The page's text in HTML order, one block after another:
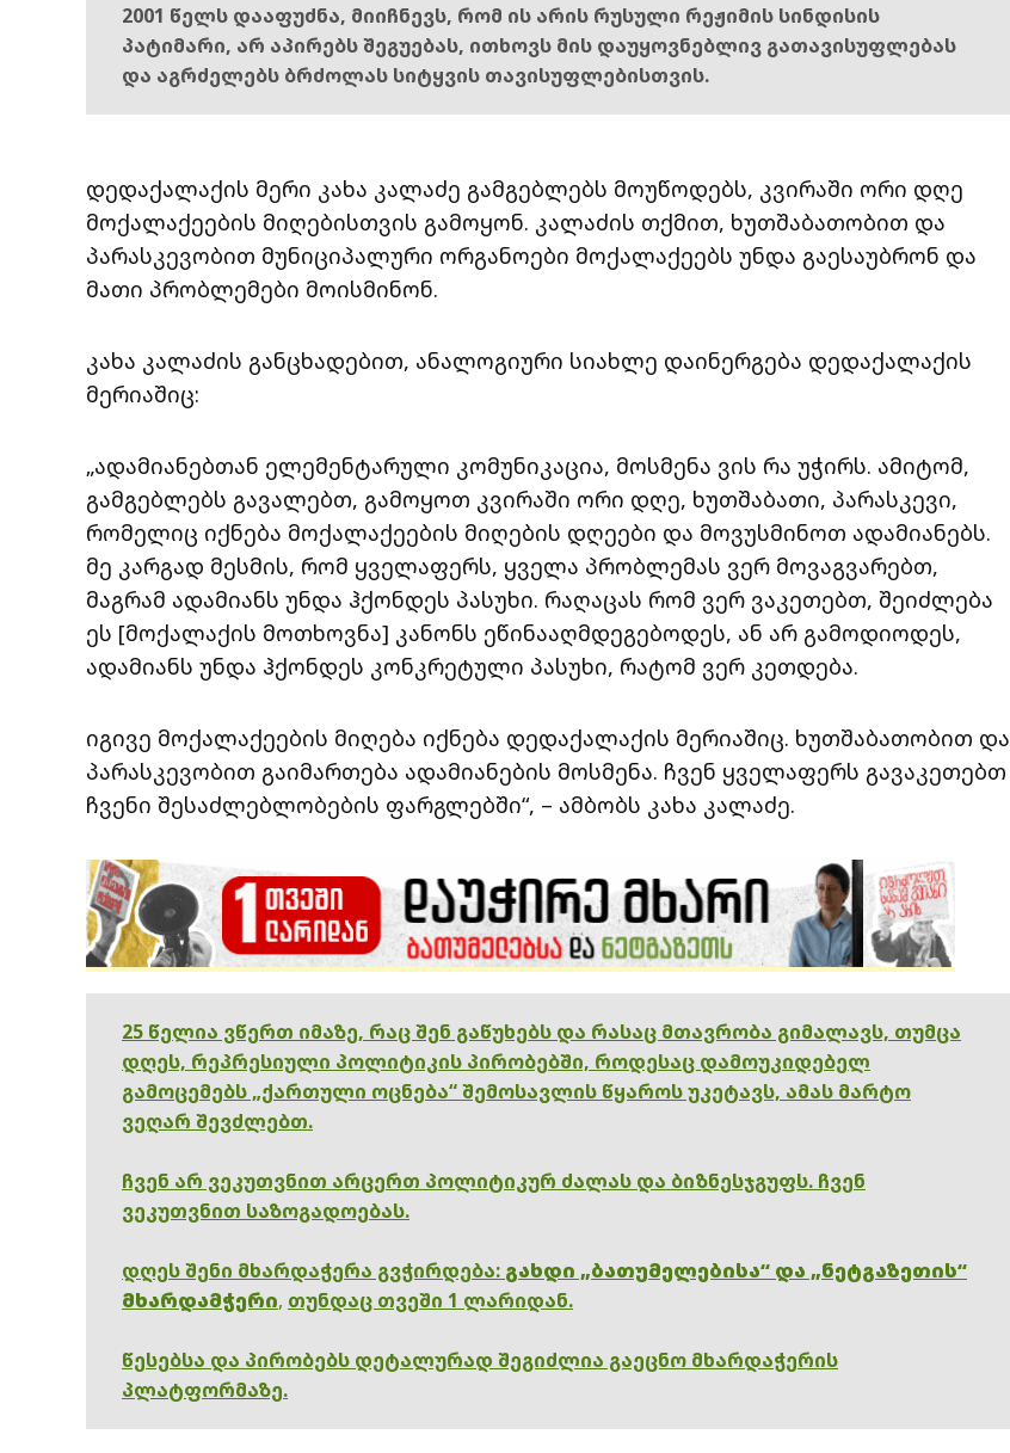
2001 წელს დააფუძნა, მიიჩნევს, რომ ის არის რუსული რეჟიმის სინდისის
პატიმარი, არ აპირებს შეგუებას, ითხოვს მის დაუყოვნებლივ გათავისუფლებას
და აგრძელებს ბრძოლას სიტყვის თავისუფლებისთვის.
დედაქალაქის მერი კახა კალაძე გამგებლებს მოუწოდებს, კვირაში ორი დღე
მოქალაქეების მიღებისთვის გამოყონ. კალაძის თქმით, ხუთშაბათობით და
პარასკევობით მუნიციპალური ორგანოები მოქალაქეებს უნდა გაესაუბრონ და
მათი პრობლემები მოისმინონ.
კახა კალაძის განცხადებით, ანალოგიური სიახლე დაინერგება დედაქალაქის
მერიაშიც:
„ადამიანებთან ელემენტარული კომუნიკაცია, მოსმენა ვის რა უჭირს. ამიტომ,
გამგებლებს გავალებთ, გამოყოთ კვირაში ორი დღე, ხუთშაბათი, პარასკევი,
რომელიც იქნება მოქალაქეების მიღების დღეები და მოვუსმინოთ ადამიანებს.
მე კარგად მესმის, რომ ყველაფერს, ყველა პრობლემას ვერ მოვაგვარებთ,
მაგრამ ადამიანს უნდა ჰქონდეს პასუხი. რაღაცას რომ ვერ ვაკეთებთ, შეიძლება
ეს [მოქალაქის მოთხოვნა] კანონს ეწინააღმდეგებოდეს, ან არ გამოდიოდეს,
ადამიანს უნდა ჰქონდეს კონკრეტული პასუხი, რატომ ვერ კეთდება.
იგივე მოქალაქეების მიღება იქნება დედაქალაქის მერიაშიც. ხუთშაბათობით და
პარასკევობით გაიმართება ადამიანების მოსმენა. ჩვენ ყველაფერს გავაკეთებთ
ჩვენი შესაძლებლობების ფარგლებში“, – ამბობს კახა კალაძე.
25 წელია ვწერთ იმაზე, რაც შენ გაწუხებს და რასაც მთავრობა გიმალავს, თუმცა
დღეს, რეპრესიული პოლიტიკის პირობებში, როდესაც დამოუკიდებელ
გამოცემებს „ქართული ოცნება“ შემოსავლის წყაროს უკეტავს, ამას მარტო
ვეღარ შევძლებთ.
ჩვენ არ ვეკუთვნით არცერთ პოლიტიკურ ძალას და ბიზნესჯგუფს. ჩვენ
ვეკუთვნით საზოგადოებას.
დღეს შენი მხარდაჭერა გვჭირდება: გახდი „ბათუმელებისა“ და „ნეტგაზეთის“
მხარდამჭერი, თუნდაც თვეში 1 ლარიდან.
წესებსა და პირობებს დეტალურად შეგიძლია გაეცნო მხარდაჭერის
პლატფორმაზე.